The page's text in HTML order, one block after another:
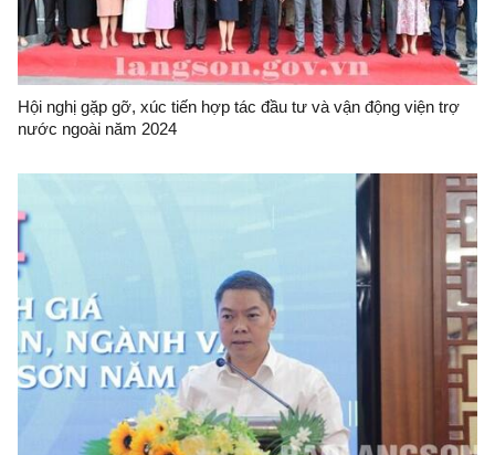
Hội nghị gặp gỡ, xúc tiến hợp tác đầu tư và vận động viện trợ
nước ngoài năm 2024